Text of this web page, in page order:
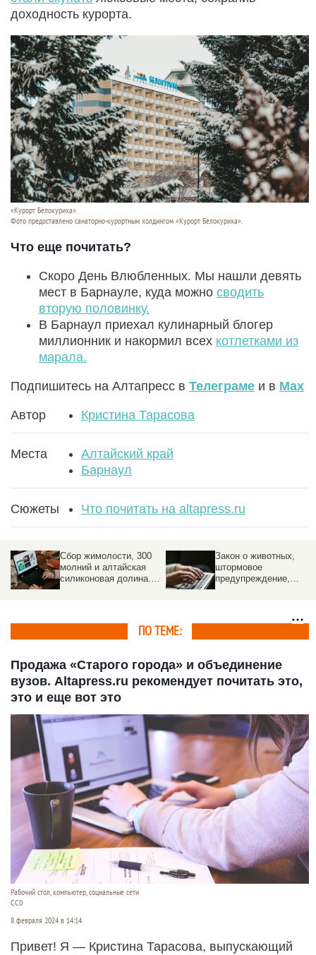
доходность курорта.
«Курорт Белокуриха».
Фото предоставлено санаторно-курортным холдингом «Курорт Белокуриха».
Что еще почитать?
Скоро День Влюбленных. Мы нашли девять
мест в Барнауле, куда можно сводить
вторую половинку.
В Барнаул приехал кулинарный блогер
миллионник и накормил всех котлетками из
марала.
Подпишитесь на Алтапресс в Телеграме и в Max
Автор Кристина Тарасова
Места
Алтайский край
Барнаул
Сюжеты Что почитать на altapress.ru
Сбор жимолости, 300
молний и алтайская
силиконовая долина.
Закон о животных,
штормовое
предупреждение,
это, это и еще вот это
ПО ТЕМЕ:
Продажа «Старого города» и объединение
вузов. Altapress.ru рекомендует почитать это,
это и еще вот это
Рабочий стол, компьютер, социальные сети
СС0
8 февраля 2024 в 14:14
Привет! Я — Кристина Тарасова, выпускающий